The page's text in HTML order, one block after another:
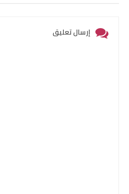
إرسال تعليق